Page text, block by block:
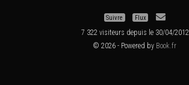
Suivre Flux
7 322 visiteurs depuis le 30/04/2012
© 2026 - Powered by Book.fr